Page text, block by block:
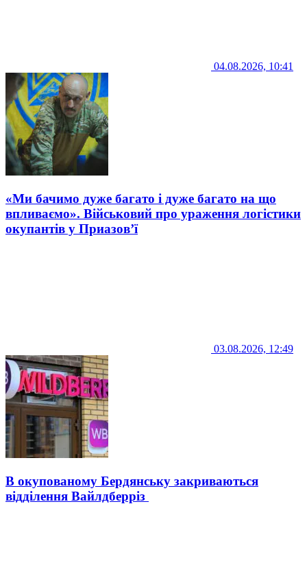
04.08.2026, 10:41
«Ми бачимо дуже багато і дуже багато на що
впливаємо». Військовий про ураження логістики
окупантів у Приазов’ї
03.08.2026, 12:49
В окупованому Бердянську закриваються
відділення Вайлдберріз